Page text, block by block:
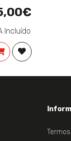
Incluído
COMPRARADICIONAR